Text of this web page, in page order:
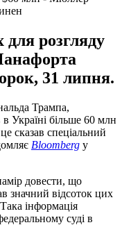
для розгляду
31 липня.
Трампа,
Україні більше 60 млн
сказав спеціальний
Bloomberg у
довести, що
значний відсоток цих
інформація
суді в